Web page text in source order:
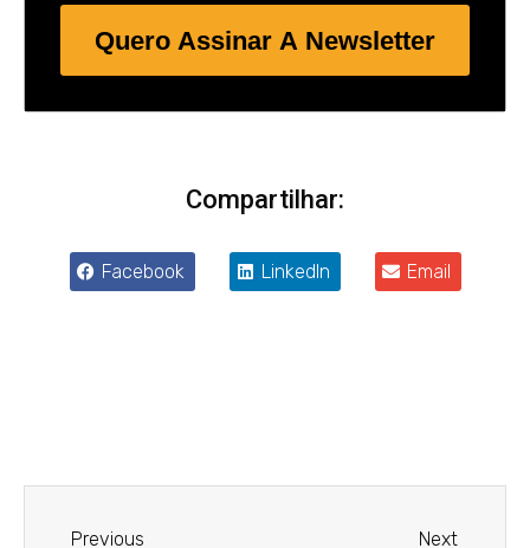
Quero Assinar A Newsletter
Compartilhar:
Facebook LinkedIn Email
Previous Next